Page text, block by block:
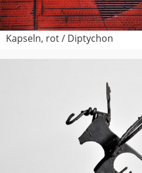
Kapseln, rot / Diptychon